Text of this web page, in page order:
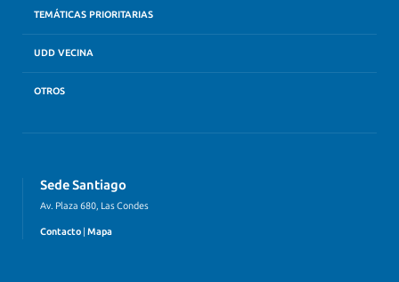
TEMÁTICAS PRIORITARIAS
UDD VECINA
OTROS
Sede Santiago
Av. Plaza 680, Las Condes
Contacto Mapa